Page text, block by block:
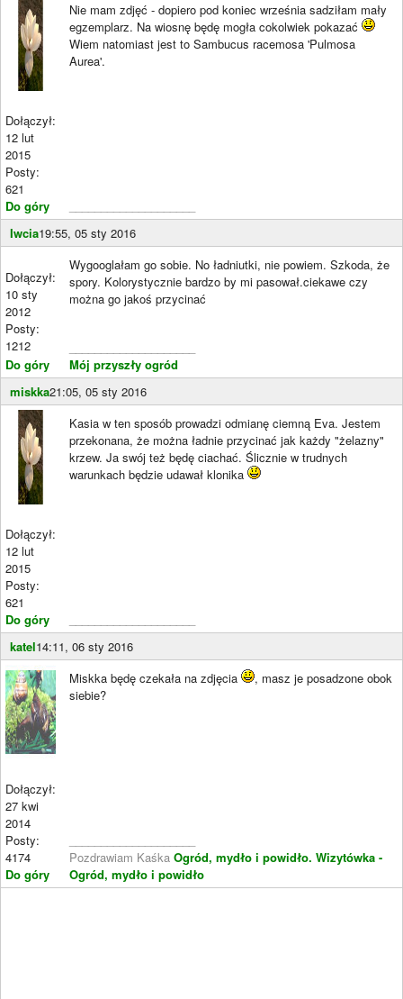
Dołączył:
12 lut
2015
Posty:
621
Do góry
Nie mam zdjęć - dopiero pod koniec września sadziłam mały
egzemplarz. Na wiosnę będę mogła cokolwiek pokazać
Wiem natomiast jest to Sambucus racemosa 'Pulmosa
Aurea'.
Iwcia19:55, 05 sty 2016
Dołączył:
10 sty
2012
Posty:
1212
Do góry
Wygooglałam go sobie. No ładniutki, nie powiem. Szkoda, że
spory. Kolorystycznie bardzo by mi pasował.ciekawe czy
można go jakoś przycinać
Mój przyszły ogród
miskka21:05, 05 sty 2016
Dołączył:
12 lut
2015
Posty:
621
Do góry
Kasia w ten sposób prowadzi odmianę ciemną Eva. Jestem
przekonana, że można ładnie przycinać jak każdy "żelazny"
krzew. Ja swój też będę ciachać. Ślicznie w trudnych
warunkach będzie udawał klonika
katel14:11, 06 sty 2016
Dołączył:
27 kwi
2014
Posty:
4174
Do góry
Miskka będę czekała na zdjęcia
, masz je posadzone obok
siebie?
Pozdrawiam Kaśka Ogród, mydło i powidło. Wizytówka -
Ogród, mydło i powidło